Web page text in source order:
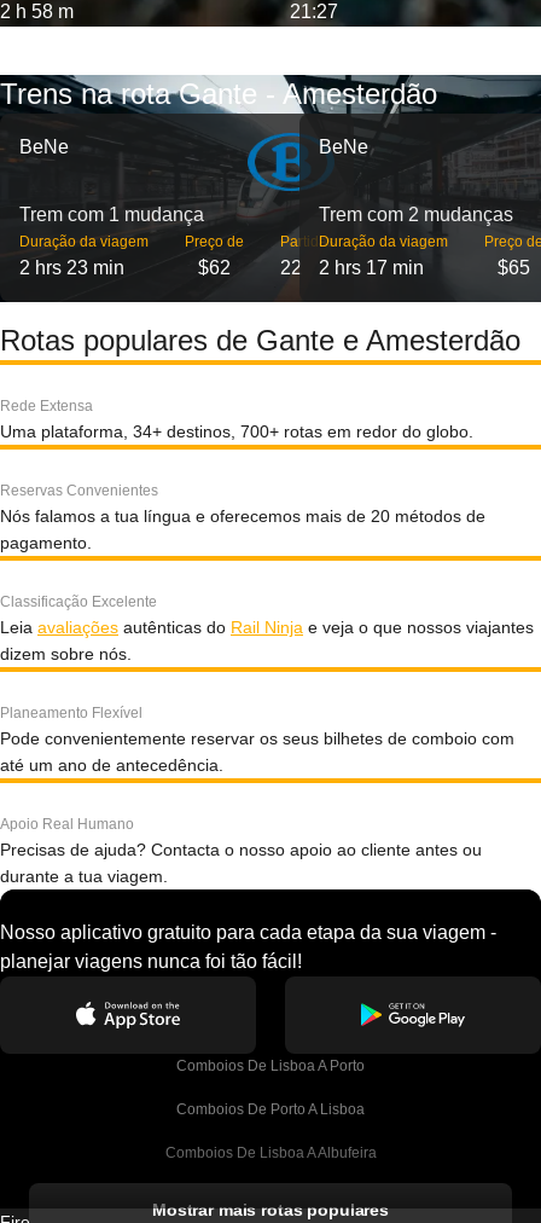
2 h 58 m 21:27
Trens na rota Gante - Amesterdão
BeNe
Trem com 1 mudança
Duração da viagem
2 hrs 23 min
Preço de
$62
Partidas
22
BeNe
Trem com 2 mudanças
Duração da viagem
2 hrs 17 min
Preço
$65
Rotas populares de Gante e Amesterdão
Rede Extensa
Uma plataforma, 34+ destinos, 700+ rotas em redor do globo.
Reservas Convenientes
Nós falamos a tua língua e oferecemos mais de 20 métodos de
pagamento.
Classificação Excelente
Leia avaliações autênticas do Rail Ninja e veja o que nossos viajantes
dizem sobre nós.
Planeamento Flexível
Pode convenientemente reservar os seus bilhetes de comboio com
até um ano de antecedência.
Apoio Real Humano
Precisas de ajuda? Contacta o nosso apoio ao cliente antes ou
durante a tua viagem.
Nosso aplicativo gratuito para cada etapa da sua viagem -
planejar viagens nunca foi tão fácil!
Comboios De Lisboa A Porto
Comboios De Porto A Lisboa
Comboios De Lisboa A Albufeira
Mostrar mais rotas populares